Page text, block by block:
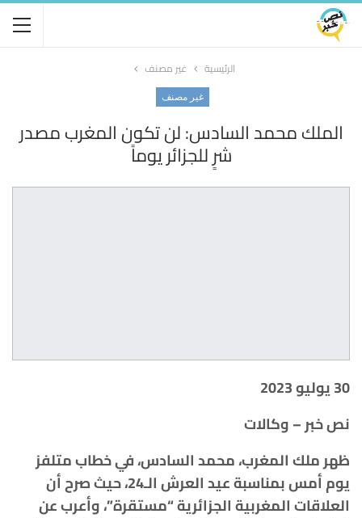
الرئيسية غير مصنف
غير مصنف
الملك محمد السادس: لن تكون المغرب مصدر
شرٍ للجزائر يوماً
30 يوليو 2023
نص خبر – وكالات
ظهر ملك المغرب، محمد السادس، في خطاب متلفز
يوم أمس بمناسبة عيد العرش الـ24، حيث صرح أن
العلاقات المغربية الجزائرية “مستقرة”، وأعرب عن